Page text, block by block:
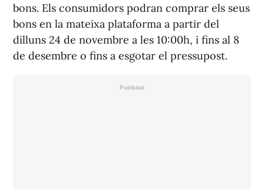
bons. Els consumidors podran comprar els seus
bons en la mateixa plataforma a partir del
dilluns 24 de novembre a les 10:00h, i fins al 8
de desembre o fins a esgotar el pressupost.